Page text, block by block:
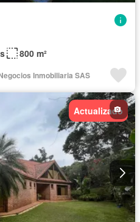
800 m²
Inmobiliaria SAS
Actualizado